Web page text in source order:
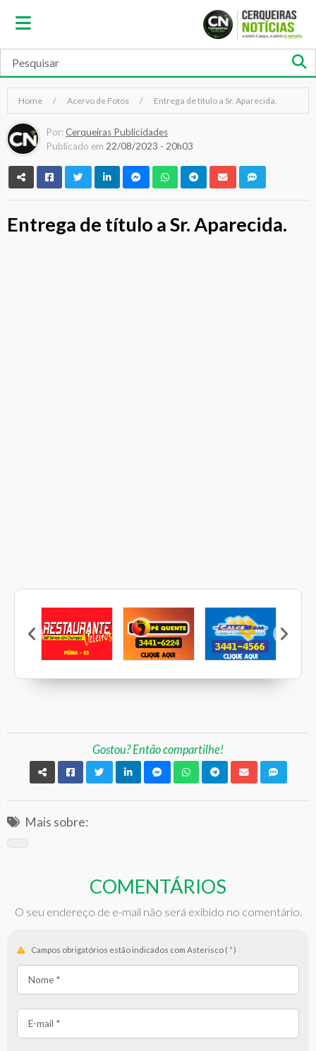
Home Acervo de Fotos Entrega de título a Sr. Aparecida.
Por:Cerqueiras Publicidades
Publicado em 22/08/2023 - 20h03
Entrega de título a Sr. Aparecida.
Gostou? Então compartilhe!
Mais sobre:
COMENTÁRIOS
O seu endereço de e-mail não será exibido no comentário.
Campos obrigatórios estão indicados com Asterisco ( *)